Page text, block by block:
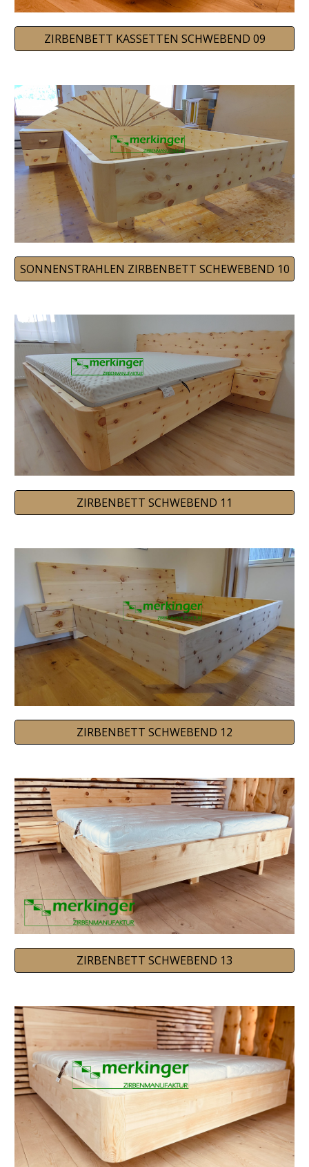
ZIRBENBETT KASSETTEN SCHWEBEND 09
SONNENSTRAHLEN ZIRBENBETT SCHEWEBEND 10
ZIRBENBETT SCHWEBEND 11
ZIRBENBETT SCHWEBEND 12
ZIRBENBETT SCHWEBEND 13